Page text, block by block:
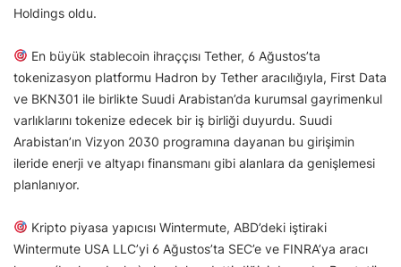
Holdings oldu.
En büyük stablecoin ihraççısı Tether, 6 Ağustos’ta
tokenizasyon platformu Hadron by Tether aracılığıyla, First Data
ve BKN301 ile birlikte Suudi Arabistan’da kurumsal gayrimenkul
varlıklarını tokenize edecek bir iş birliği duyurdu. Suudi
Arabistan’ın Vizyon 2030 programına dayanan bu girişimin
ileride enerji ve altyapı finansmanı gibi alanlara da genişlemesi
planlanıyor.
Kripto piyasa yapıcısı Wintermute, ABD’deki iştiraki
Wintermute USA LLC’yi 6 Ağustos’ta SEC’e ve FINRA’ya aracı